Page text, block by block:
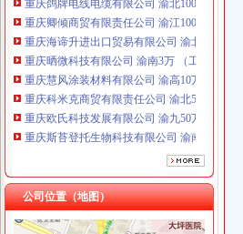
重庆海谛升进出口贸易有限公司 渝北100万 （
重庆晒微科技有限公司 渝南3万 （工商注册）
重庆慧风涂装材料有限公司 渝高10万 （工商
重庆科米克商贸有限责任公司 渝北50万 （工
重庆欧氏科技发展有限公司 渝九50万 （进出
重庆斯苔登托生物科技有限公司 渝南10万 （
重庆市冰岛科技发展有限公司 渝沙50万 （进
重庆科发表面处理有限责任公司 渝北800万 （
重庆德谋生产力促进中心有限公司 渝大10万
公司位置（地图）